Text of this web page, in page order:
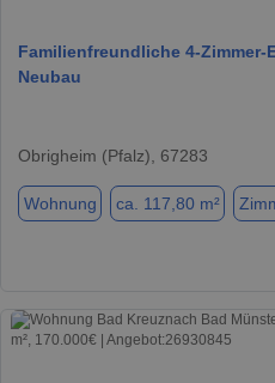
Familienfreundliche 4-Zimmer-
Neubau
Obrigheim (Pfalz), 67283
Wohnung ca. 117,80 m²